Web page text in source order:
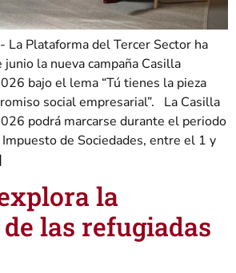
Plataforma del Tercer Sector ha
la nueva campaña Casilla
bajo el lema “Tú tienes la pieza
social empresarial”. La Casilla
podrá marcarse durante el periodo
de Sociedades, entre el 1 y
la
las refugiadas